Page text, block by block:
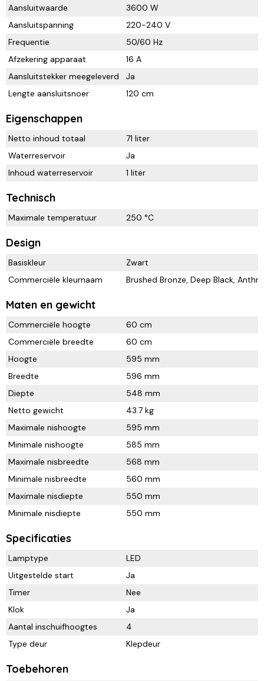
Aansluitwaarde
3600 W
Aansluitspanning
220-240 V
Frequentie
50/60 Hz
Afzekering apparaat
16 A
Aansluitstekker meegeleverd
Ja
Lengte aansluitsnoer
120 cm
Eigenschappen
Netto inhoud totaal
71 liter
Waterreservoir
Ja
Inhoud waterreservoir
1 liter
Technisch
Maximale temperatuur 250 °C
Design
Basiskleur
Zwart
Commerciële kleurnaam
Brushed Bronze, Deep Black,
Maten en gewicht
Commerciële hoogte
60 cm
Commerciële breedte
60 cm
Hoogte
595 mm
Breedte
596 mm
Diepte
548 mm
Netto gewicht
43.7 kg
Maximale nishoogte
595 mm
Minimale nishoogte
585 mm
Maximale nisbreedte
568 mm
Minimale nisbreedte
560 mm
Maximale nisdiepte
550 mm
Minimale nisdiepte
550 mm
Specificaties
Lamptype
LED
Uitgestelde start
Ja
Timer
Nee
Klok
Ja
Aantal inschuifhoogtes
4
Type deur
Klepdeur
Toebehoren